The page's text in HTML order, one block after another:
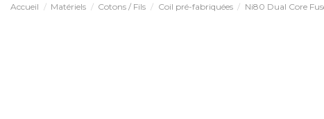
Accueil Matériels Cotons / Fils Coil pré-fabriquées Ni80 Dual Core